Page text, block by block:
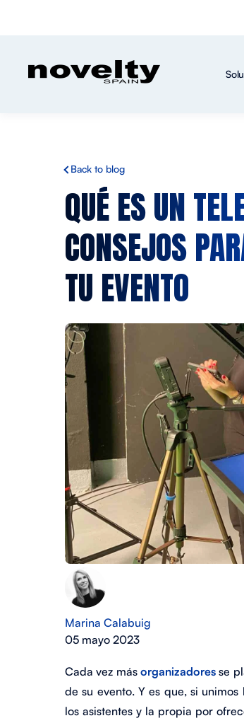
Back to blog
QUÉ ES UN
CONSEJOS
TU EVENTO
Marina Calabuig
05 mayo 2023
Cada vez másorganizadores se
de su evento. Y es que, si
los asistentes y la propia por